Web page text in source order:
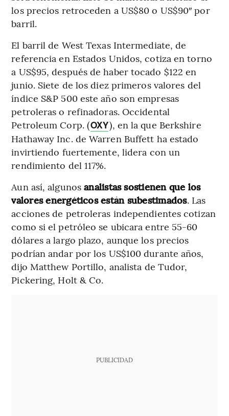
los precios retroceden a US$80 o US$90″ por
barril.
El barril de West Texas Intermediate, de
referencia en Estados Unidos, cotiza en torno
a US$95, después de haber tocado $122 en
junio. Siete de los diez primeros valores del
índice S&P 500 este año son empresas
petroleras o refinadoras. Occidental
Petroleum Corp. (OXY), en la que Berkshire
Hathaway Inc. de Warren Buffett ha estado
invirtiendo fuertemente, lidera con un
rendimiento del 117%.
Aun así, algunosanalistas sostienen que los
valores energéticos están subestimados. Las
acciones de petroleras independientes cotizan
como si el petróleo se ubicara entre 55-60
dólares a largo plazo, aunque los precios
podrían andar por los US$100 durante años,
dijo Matthew Portillo, analista de Tudor,
Pickering, Holt & Co.
PUBLICIDAD